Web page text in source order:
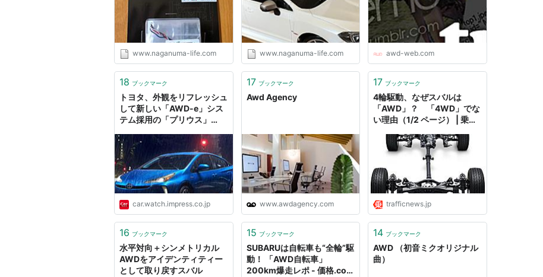
www.naganuma-life.com www.naganuma-life.com awd-web.com
18 ブックマーク
トヨタ、外観をリフレッシュ
して新しい「AWD-e」シス
テム採用の「プリウス」
car.watch.impress.co.jp
17 ブックマーク
Awd Agency
www.awdagency.com
17 ブックマーク
4輪駆動、なぜスバルは
「AWD」？ 「4WD」でな
い理由（1/2 ページ） | 乗り
trafficnews.jp
16 ブックマーク
水平対向＋シンメトリカル
AWDをアイデンティティー
として取り戻すスバル
15 ブックマーク
SUBARUは自転車も“全輪”駆
動！ 「AWD自転車」
200km爆走レポ - 価格.com
14 ブックマーク
AWD （初音ミクオリジナル
曲）